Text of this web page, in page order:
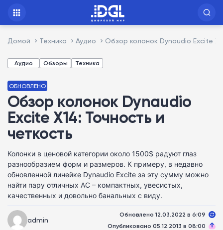
Домой Техника Аудио Обзор колонок Dynaudio Excite
Аудио Обзоры Техника
ОБНОВЛЕНО
Обзор колонок Dynaudio
Excite X14: Точность и
четкость
Колонки в ценовой категории около 1500$ радуют глаз
разнообразием форм и размеров. К примеру, в недавно
обновленной линейке Dynaudio Excite за эту сумму можно
найти пару отличных АС – компактных, увесистых,
качественных и довольно банальных с виду.
admin
Обновлено 12.03.2022 в 6:09
Опубликовано 05.12.2013 в 08:00